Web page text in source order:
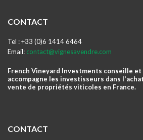
CONTACT
Tel : +33 (0)6 1414 6464
Email: contact@vignesavendre.com
French Vineyard Investments conseille et
accompagne les investisseurs dans
vente de propriétés viticoles en France.
CONTACT